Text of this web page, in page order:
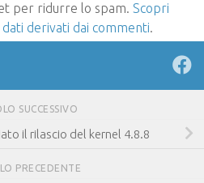
per ridurre lo spam. Scopri
derivati dai commenti.
SUCCESSIVO
il rilascio del kernel 4.8.8
PRECEDENTE